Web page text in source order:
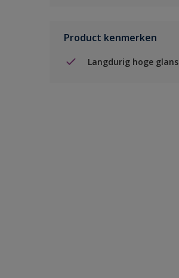
Product kenmerken
Langdurig hoge glans